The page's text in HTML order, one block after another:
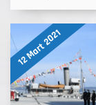
12 Mart 2021